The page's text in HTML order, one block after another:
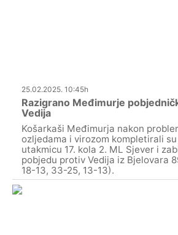
25.02.2025. 10:45h
Razigrano Međimurje
Vedija
Košarkaši Međimurja nakon
ozljedama i virozom kompletirali
utakmicu 17. kola 2. ML Sjever i
pobjedu protiv Vedija iz Bjelovara
18-13, 33-25, 13-13).